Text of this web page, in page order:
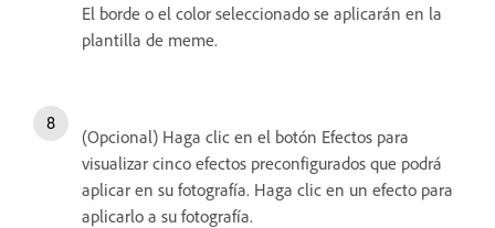
El borde o el color seleccionado se aplicarán en la
plantilla de meme.
(Opcional) Haga clic en el botón Efectos para
visualizar cinco efectos preconfigurados que podrá
aplicar en su fotografía. Haga clic en un efecto para
aplicarlo a su fotografía.